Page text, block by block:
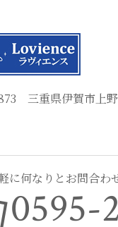
三重県伊賀市上
に何なりとお問合わ
0595-